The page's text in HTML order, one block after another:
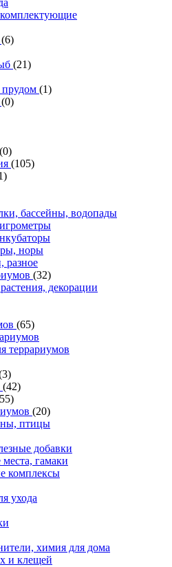
(6)
(21)
прудом (1)
(0)
(0)
(105)
бассейны, водопады
норы
разное
(32)
декорации
(65)
террариумов
(42)
(20)
птицы
добавки
гамаки
комплексы
ухода
химия для дома
и клещей